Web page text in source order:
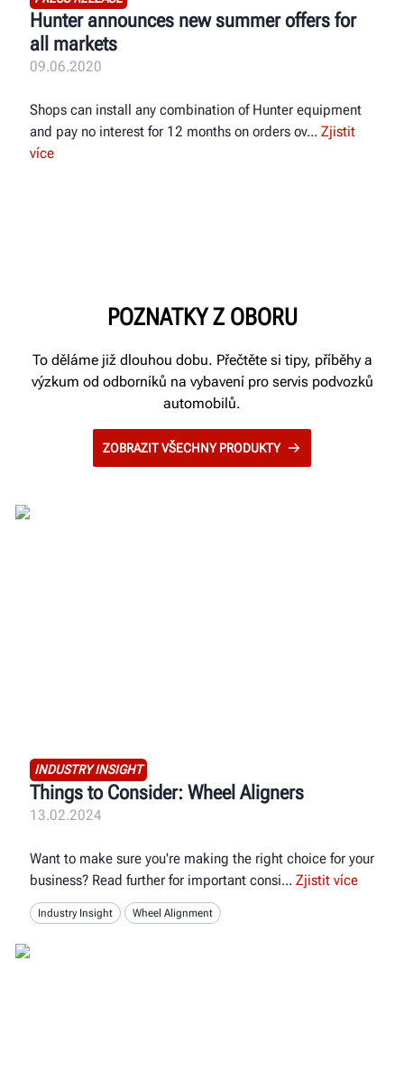
Hunter announces new summer offers for
all markets
09.06.2020
Shops can install any combination of Hunter equipment
and pay no interest for 12 months on orders ov
Zjistit
více
POZNATKY Z OBORU
To děláme již dlouhou dobu. Přečtěte si tipy, příběhy a
výzkum od odborníků na vybavení pro servis podvozků
automobilů.
ZOBRAZIT VŠECHNY PRODUKTY
INDUSTRY INSIGHT
Things to Consider: Wheel Aligners
13.02.2024
Want to make sure you're making the right choice for your
business? Read further for important consi
Zjistit více
Industry Insight Wheel Alignment